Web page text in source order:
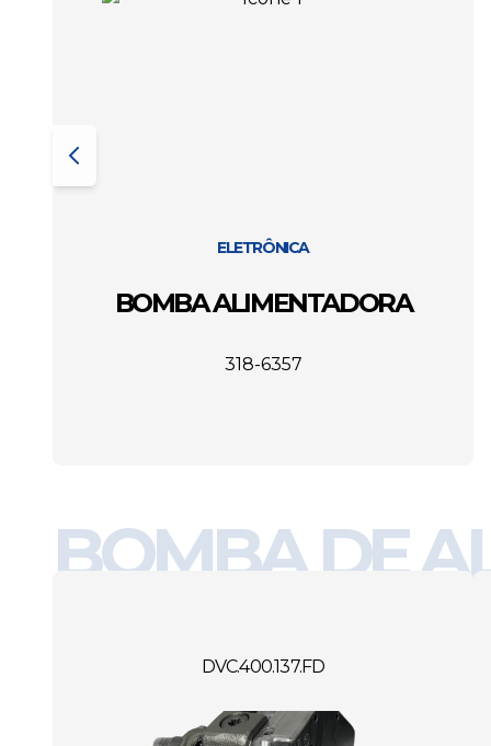
ELETRÔNICA
BOMBA ALIMENTADORA
318-6357
BOMBA DE
DVC.400.137.FD